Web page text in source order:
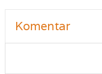
Komentar